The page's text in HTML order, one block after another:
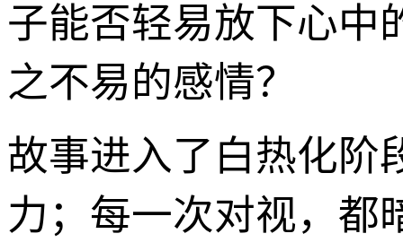
子能否轻易放下心中
之不易的感情？
故事进入了白热化阶
力；每一次对视，都